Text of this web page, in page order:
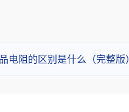
电阻的区别是什么（完整版）